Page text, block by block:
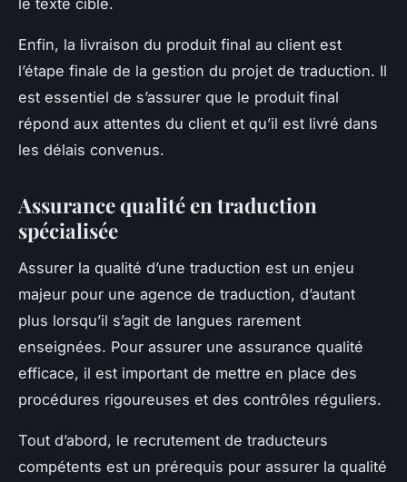
Enfin, la livraison du produit final au client est
l’étape finale de la gestion du projet de traduction. Il
est essentiel de s’assurer que le produit final
répond aux attentes du client et qu’il est livré dans
les délais convenus.
Assurance qualité en traduction
spécialisée
Assurer la qualité d’une traduction est un enjeu
majeur pour une agence de traduction, d’autant
plus lorsqu’il s’agit de langues rarement
enseignées. Pour assurer une assurance qualité
efficace, il est important de mettre en place des
procédures rigoureuses et des contrôles réguliers.
Tout d’abord, le recrutement de traducteurs
compétents est un prérequis pour assurer la qualité